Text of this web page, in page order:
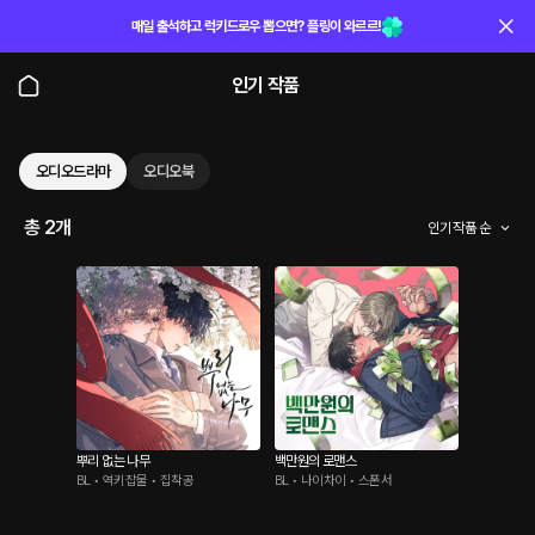
매일 출석하고 럭키드로우 뽑으면? 플링이 와르르!
인기 작품
오디오드라마 오디오북
총 2개 인기 작품 순
뿌리 없는 나무
BL • 역키잡물 • 집착공
백만원의 로맨스
BL • 나이차이 • 스폰서